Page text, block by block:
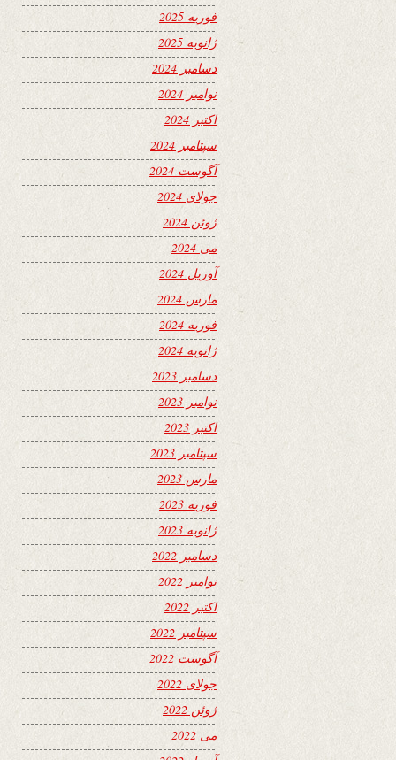
فوریه 2025
ژانویه 2025
دسامبر 2024
نوامبر 2024
اکتبر 2024
سپتامبر 2024
آگوست 2024
جولای 2024
ژوئن 2024
می 2024
آوریل 2024
مارس 2024
فوریه 2024
ژانویه 2024
دسامبر 2023
نوامبر 2023
اکتبر 2023
سپتامبر 2023
مارس 2023
فوریه 2023
ژانویه 2023
دسامبر 2022
نوامبر 2022
اکتبر 2022
سپتامبر 2022
آگوست 2022
جولای 2022
ژوئن 2022
می 2022